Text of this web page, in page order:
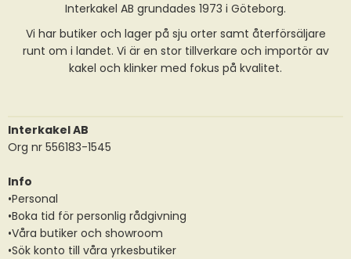
Interkakel AB grundades 1973 i Göteborg.
Vi har butiker och lager på sju orter samt återförsäljare
runt om i landet. Vi är en stor tillverkare och importör av
kakel och klinker med fokus på kvalitet.
Interkakel AB
Org nr 556183-1545
Info
•Personal
•Boka tid för personlig rådgivning
•Våra butiker och showroom
•Sök konto till våra yrkesbutiker